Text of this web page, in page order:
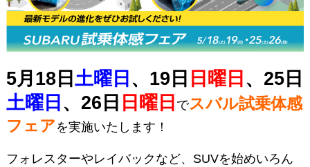
5月18日 土曜日 、19日 日曜日 、25日
土曜日 、26日 日曜日 でスバル試乗体感
フェアを実施いたします！
フォレスターやレイバックなど、SUVを始めいろん